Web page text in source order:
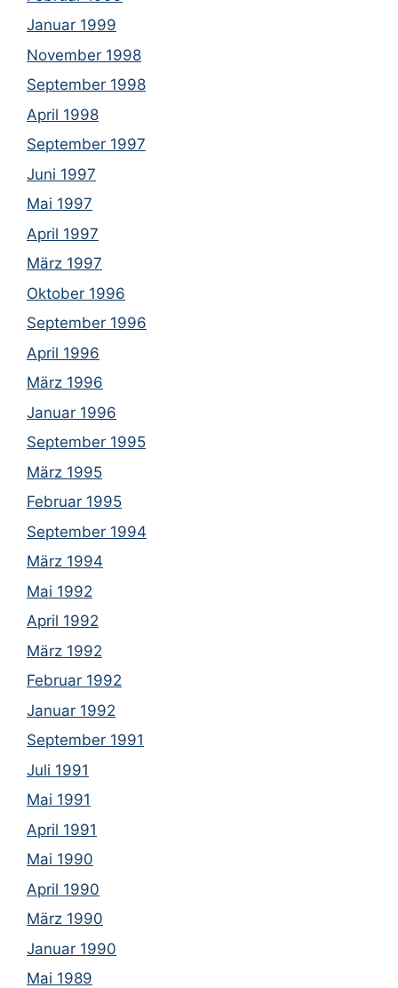
Januar 1999
November 1998
September 1998
April 1998
September 1997
Juni 1997
Mai 1997
April 1997
März 1997
Oktober 1996
September 1996
April 1996
März 1996
Januar 1996
September 1995
März 1995
Februar 1995
September 1994
März 1994
Mai 1992
April 1992
März 1992
Februar 1992
Januar 1992
September 1991
Juli 1991
Mai 1991
April 1991
Mai 1990
April 1990
März 1990
Januar 1990
Mai 1989